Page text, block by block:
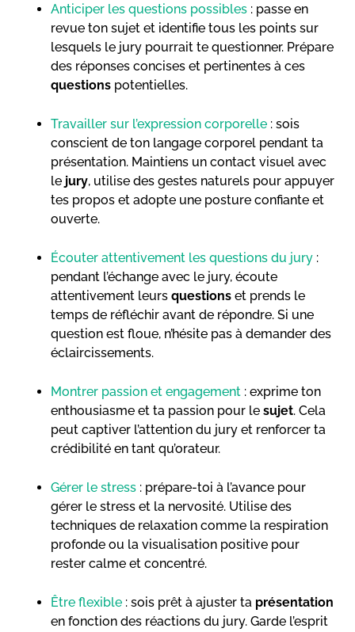
Anticiper les questions possibles : passe en
revue ton sujet et identifie tous les points sur
lesquels le jury pourrait te questionner. Prépare
des réponses concises et pertinentes à ces
questions potentielles.
Travailler sur l’expression corporelle : sois
conscient de ton langage corporel pendant ta
présentation. Maintiens un contact visuel avec
le jury, utilise des gestes naturels pour appuyer
tes propos et adopte une posture confiante et
ouverte.
Écouter attentivement les questions du jury :
pendant l’échange avec le jury, écoute
attentivement leurs questions et prends le
temps de réfléchir avant de répondre. Si une
question est floue, n’hésite pas à demander des
éclaircissements.
Montrer passion et engagement : exprime ton
enthousiasme et ta passion pour le sujet. Cela
peut captiver l’attention du jury et renforcer ta
crédibilité en tant qu’orateur.
Gérer le stress : prépare-toi à l’avance pour
gérer le stress et la nervosité. Utilise des
techniques de relaxation comme la respiration
profonde ou la visualisation positive pour
rester calme et concentré.
Être flexible : sois prêt à ajuster ta présentation
en fonction des réactions du jury. Garde l’esprit